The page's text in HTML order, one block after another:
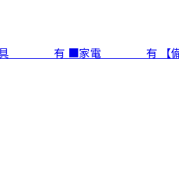
る ■家具 有 ■家電 有